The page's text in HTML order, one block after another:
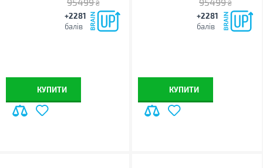
₴
+2281
балів
КУПИТИ
₴
+2281
балів
КУПИТИ